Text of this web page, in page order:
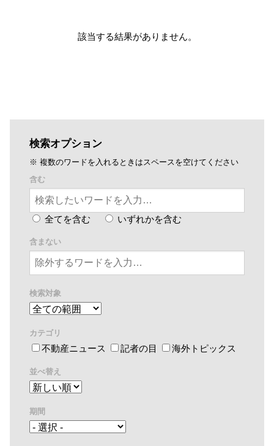
該当する結果がありません。
検索オプション
※ 複数のワードを入れるときはスペースを空けてください
含む
全てを含む いずれかを含む
含まない
検索対象
カテゴリ
不動産ニュース 記者の目 海外トピックス
並べ替え
期間